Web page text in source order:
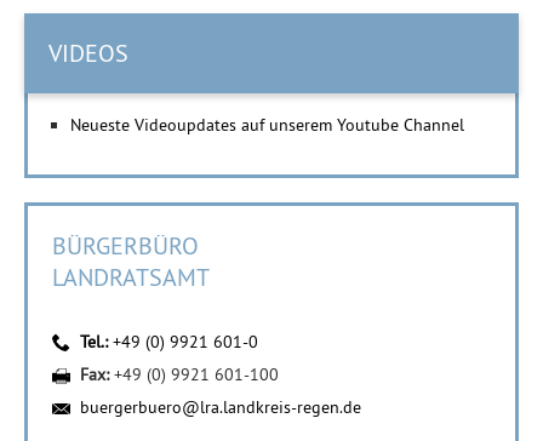
VIDEOS
Neueste Videoupdates auf unserem Youtube Channel
BÜRGERBÜRO
LANDRATSAMT
Tel.:+49 (0) 9921 601-0
Fax:+49 (0) 9921 601-100
buergerbuero@lra.landkreis-regen.de